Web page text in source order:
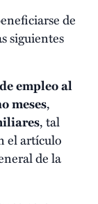
de
siguientes
empleo al
meses,
, tal
el artículo
de la